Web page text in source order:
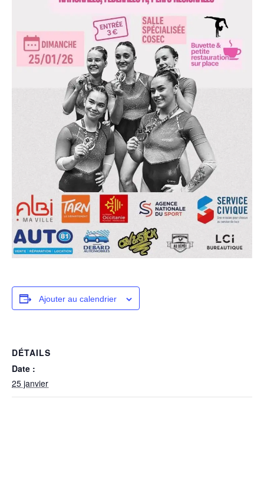
Ajouter au calendrier
DÉTAILS
Date :
25 janvier